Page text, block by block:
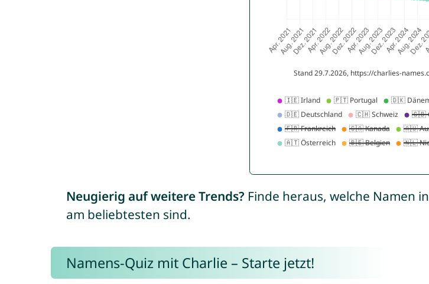
Neugierig auf weitere Trends? Finde heraus, welche Namen in
am beliebtesten sind.
Namens-Quiz mit Charlie – Starte jetzt!